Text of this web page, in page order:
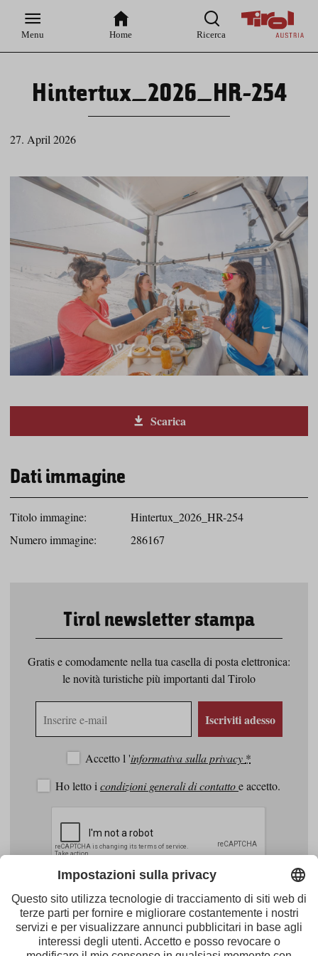
Hauptnavigation
Inhaltsbereich
Menu Home Ricerca
Hintertux_2026_HR-254
27. April 2026
Scarica
Dati immagine
Titolo immagine:
Hintertux_2026_HR-254
Numero immagine:
286167
Tirol newsletter stampa
Gratis e comodamente nella tua casella di posta elettronica:
le novità turistiche più importanti dal Tirolo
Iscriviti adesso
Accetto l 'informativa sulla privacy *
Ho letto i condizioni generali di contattoe accetto.
FacebookYoutubeInstagramPinterestFeed